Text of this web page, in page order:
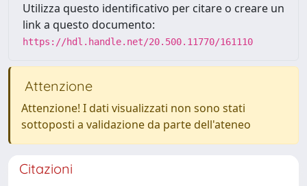
Utilizza questo identificativo per citare o creare un
link a questo documento:
https://hdl.handle.net/20.500.11770/161110
Attenzione
Attenzione! I dati visualizzati non sono stati
sottoposti a validazione da parte dell'ateneo
Citazioni